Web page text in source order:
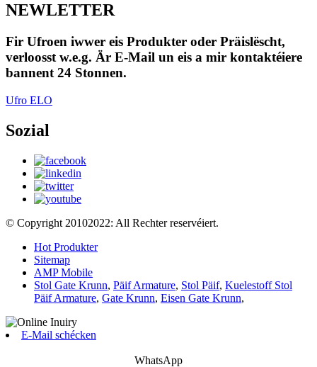
NEWLETTER
Fir Ufroen iwwer eis Produkter oder Präislëscht,
verloosst w.e.g. Är E-Mail un eis a mir kontaktéiere
bannent 24 Stonnen.
Ufro ELO
Sozial
© Copyright 20102022: All Rechter reservéiert.
Hot Produkter
Sitemap
AMP Mobile
Stol Gate Krunn, Päif Armature, Stol Päif, Kuelestoff Stol
Päif Armature, Gate Krunn, Eisen Gate Krunn,
E-Mail schécken
WhatsApp